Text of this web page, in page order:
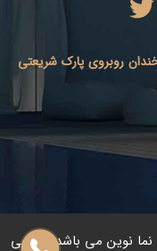
روبروی پارک شریعتی
نوین می باشد. طراحی